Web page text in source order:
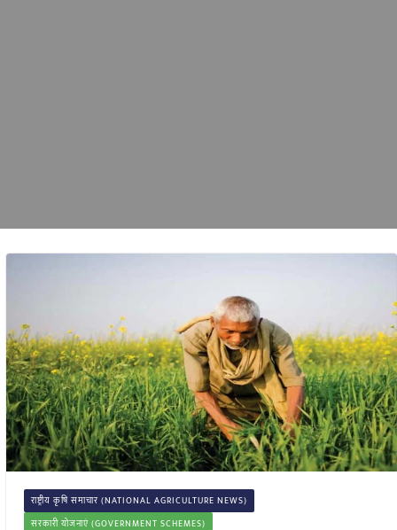
राष्ट्रीय कृषि समाचार (NATIONAL AGRICULTURE NEWS)
सरकारी योजनाएं (GOVERNMENT SCHEMES)